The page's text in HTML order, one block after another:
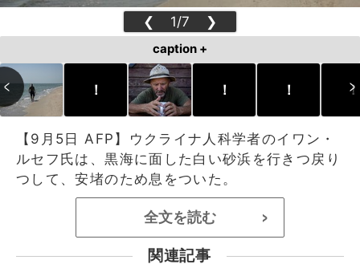
❮ 1/7 ❯
caption +
！ ！ ！ ！
【9月5日 AFP】ウクライナ人科学者のイワン・
ルセフ氏は、黒海に面した白い砂浜を行きつ戻り
つして、安堵のため息をついた。
全文を読む >
関連記事